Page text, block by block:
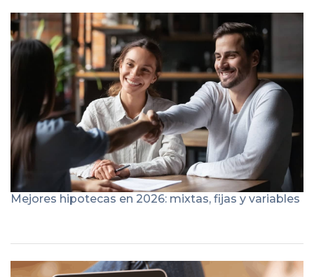
Mejores hipotecas en 2026: mixtas, fijas y variables